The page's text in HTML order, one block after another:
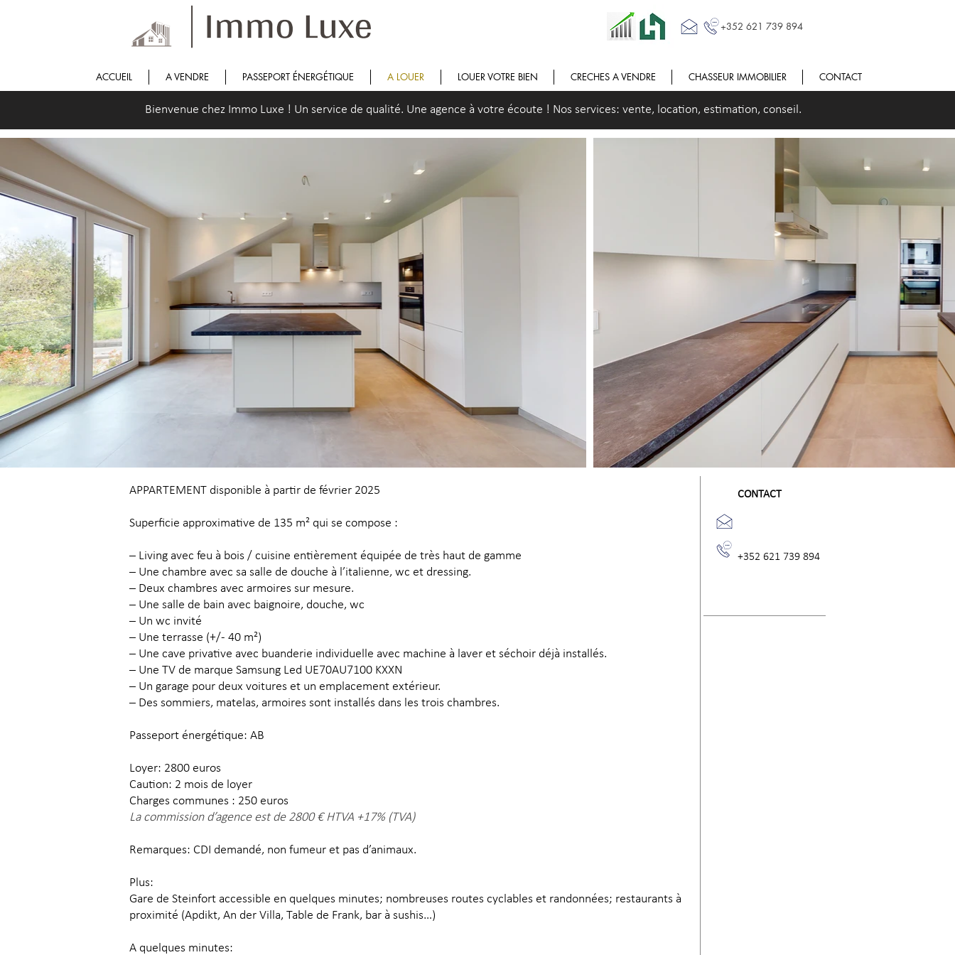
+352 621 739 894
ACCUEIL A VENDRE PASSEPORT ÉNERGÉTIQUE A LOUER LOUER VOTRE BIEN CRECHES A VENDRE CHASSEUR IMMOBILIER CONTACT
Bienvenue chez Immo Luxe ! Un service de qualité. Une agence à votre écoute ! Nos services: vente, location, estimation, conseil.
APPARTEMENT disponible à partir de février 2025
Superficie approximative de 135 m² qui se compose :
– Living avec feu à bois / cuisine entièrement équipée de très haut de gamme
– Une chambre avec sa salle de douche à l’italienne, wc et dressing.
– Deux chambres avec armoires sur mesure.
– Une salle de bain avec baignoire, douche, wc
– Un wc invité
– Une terrasse (+/- 40 m²)
– Une cave privative avec buanderie individuelle avec machine à laver et séchoir déjà installés.
– Une TV de marque Samsung Led UE70AU7100 KXXN
– Un garage pour deux voitures et un emplacement extérieur.
– Des sommiers, matelas, armoires sont installés dans les trois chambres.
Passeport énergétique: AB
Loyer: 2800 euros
Caution: 2 mois de loyer
Charges communes : 250 euros
La commission d’agence est de 2800 € HTVA +17% (TVA)
Remarques: CDI demandé, non fumeur et pas d’animaux.
Plus:
Gare de Steinfort accessible en quelques minutes; nombreuses routes cyclables et randonnées; restaurants à
proximité (Apdikt, An der Villa, Table de Frank, bar à sushis…)
A quelques minutes:
CONTACT
+352 621 739 894